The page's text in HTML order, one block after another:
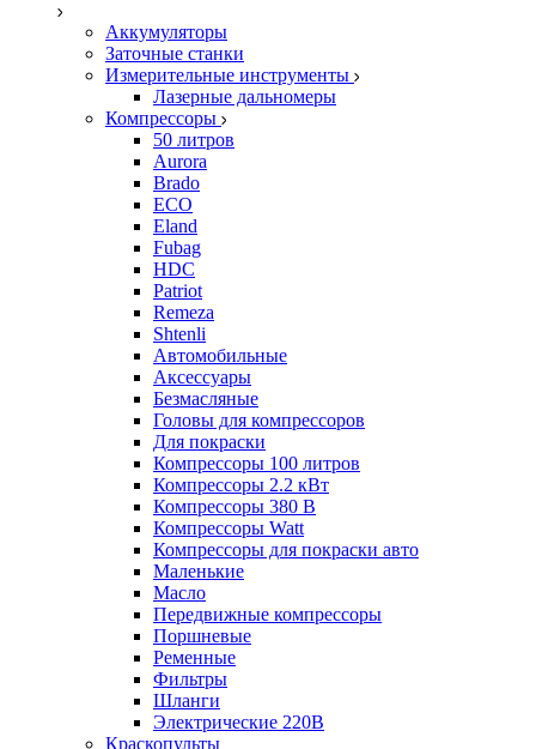
Аккумуляторы
Заточные станки
Измерительные инструменты
Лазерные дальномеры
Компрессоры
50 литров
Aurora
Brado
ECO
Eland
Fubag
HDC
Patriot
Remeza
Shtenli
Автомобильные
Аксессуары
Безмасляные
Головы для компрессоров
Для покраски
Компрессоры 100 литров
Компрессоры 2.2 кВт
Компрессоры 380 В
Компрессоры Watt
Компрессоры для покраски авто
Маленькие
Масло
Передвижные компрессоры
Поршневые
Ременные
Фильтры
Шланги
Электрические 220В
Краскопульты